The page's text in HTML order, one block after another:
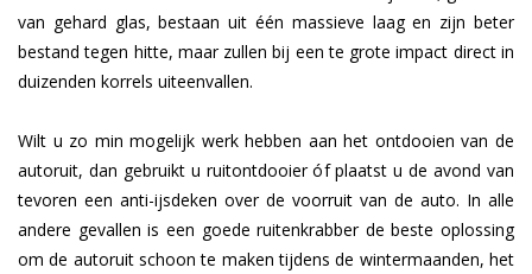
van gehard glas, bestaan uit één massieve laag en zijn beter
bestand tegen hitte, maar zullen bij een te grote impact direct in
duizenden korrels uiteenvallen.
Wilt u zo min mogelijk werk hebben aan het ontdooien van de
autoruit, dan gebruikt u ruitontdooier óf plaatst u de avond van
tevoren een anti-ijsdeken over de voorruit van de auto. In alle
andere gevallen is een goede ruitenkrabber de beste oplossing
om de autoruit schoon te maken tijdens de wintermaanden, het